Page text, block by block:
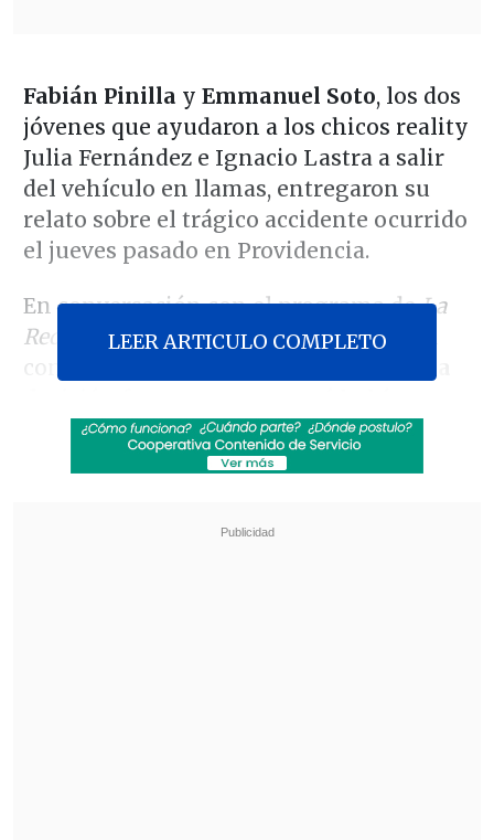
Fabián Pinilla y Emmanuel Soto, los dos
jóvenes que ayudaron a los chicos reality
Julia Fernández e Ignacio Lastra a salir
del vehículo en llamas, entregaron su
relato sobre el trágico accidente ocurrido
el jueves pasado en Providencia.
En conversación con el programa deLa
Red
"Mentiras Verdaderas", Emmanuel
contó que "
sucedido, sin intención de ayudar o
. Fuimos a ver rápidamente qué
puertas vimos que había gente en el auto
LEER ARTICULO COMPLETO